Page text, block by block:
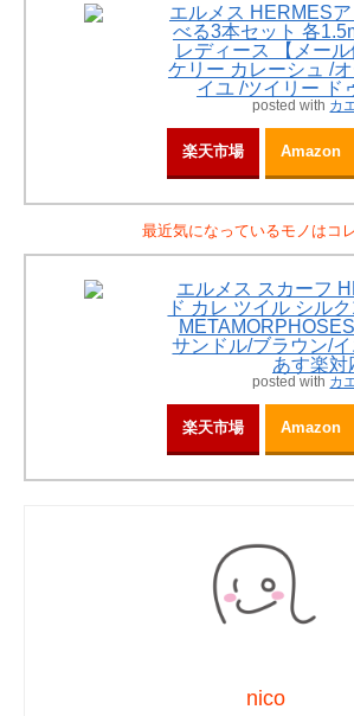
エルメス HERMES
べる3本セット 各
レディース 【メール
ケリー カレーシュ /
イユ /ツイリー ド
posted with カ
楽天市場 Amazon
最近気になっているモノはコ
エルメス スカーフ
ド カレ ツイル シル
サンドル/ブラウン/
あす楽対
posted with カ
楽天市場 Amazon
nico